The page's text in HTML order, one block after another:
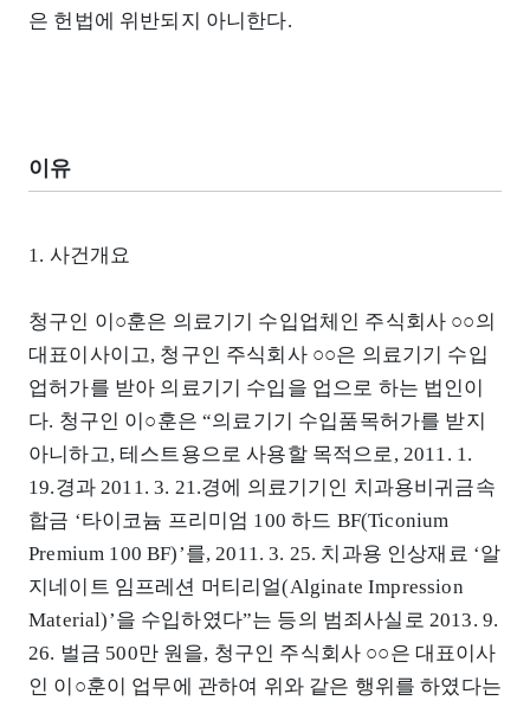
은 헌법에 위반되지 아니한다.
이유
1. 사건개요
청구인 이○훈은 의료기기 수입업체인 주식회사 ○○의
대표이사이고, 청구인 주식회사 ○○은 의료기기 수입
업허가를 받아 의료기기 수입을 업으로 하는 법인이
다. 청구인 이○훈은 “의료기기 수입품목허가를 받지
아니하고, 테스트용으로 사용할 목적으로, 2011. 1.
19.경과 2011. 3. 21.경에 의료기기인 치과용비귀금속
합금 ‘타이코늄 프리미엄 100 하드 BF(Ticonium
Premium 100 BF)’를, 2011. 3. 25. 치과용 인상재료 ‘알
지네이트 임프레션 머티리얼(Alginate Impression
Material)’을 수입하였다”는 등의 범죄사실로 2013. 9.
26. 벌금 500만 원을, 청구인 주식회사 ○○은 대표이사
인 이○훈이 업무에 관하여 위와 같은 행위를 하였다는